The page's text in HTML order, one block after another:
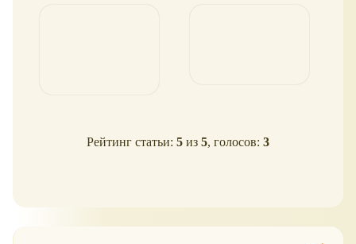
Рейтинг статьи: 5 из 5, голосов: 3